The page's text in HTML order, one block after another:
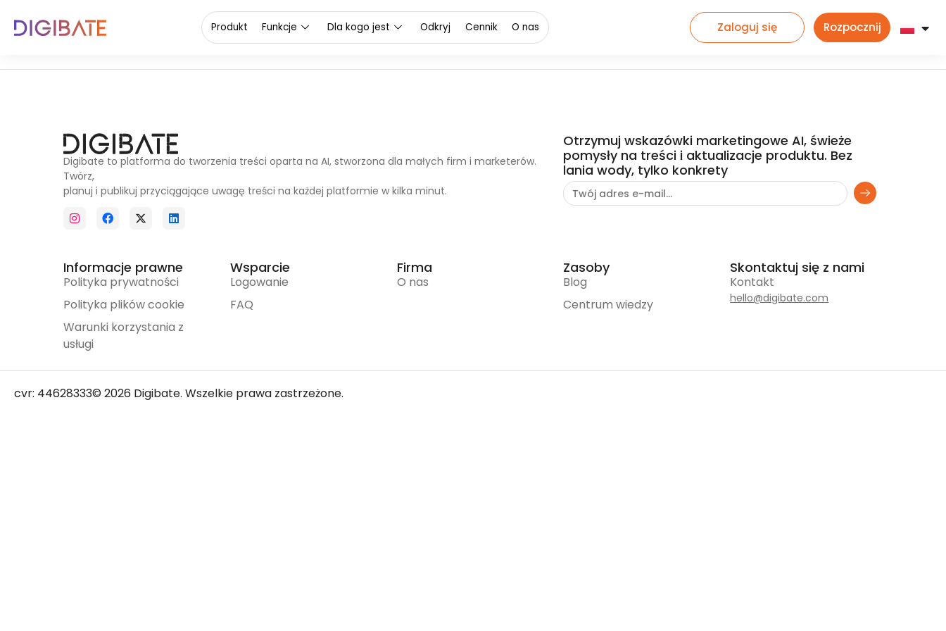
Client1 Produkt Funkcje Dla kogo jest Odkryj Cennik O nas Zaloguj się Rozpocznij
Digibate to platforma do tworzenia treści oparta na AI, stworzona dla małych firm i marketerów.
Twórz,
planuj i publikuj przyciągające uwagę treści na każdej platformie w kilka minut.
Otrzymuj wskazówki marketingowe AI, świeże
pomysły na treści i aktualizacje produktu. Bez
lania wody, tylko konkrety
Informacje prawne
Polityka prywatności
Polityka plików cookie
Warunki korzystania z
usługi
Wsparcie
Logowanie
FAQ
Firma
O nas
Zasoby
Blog
Centrum wiedzy
Skontaktuj się z nami
Kontakt
hello@digibate.com
cvr: 44628333© 2026 Digibate. Wszelkie prawa zastrzeżone.